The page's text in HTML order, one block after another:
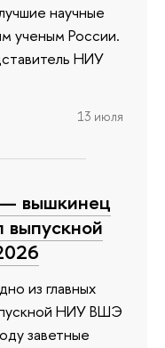
научные
ученым России.
НИУ
13 июля
вышкинец
выпускной
из главных
НИУ ВШЭ
заветные